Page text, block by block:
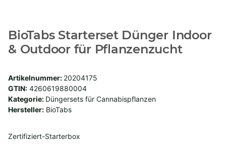
BioTabs Starterset Dünger Indoor
& Outdoor für Pflanzenzucht
Artikelnummer: 20204175
GTIN: 4260619880004
Kategorie: Düngersets für Cannabispflanzen
Hersteller: BioTabs
Zertifiziert-Starterbox